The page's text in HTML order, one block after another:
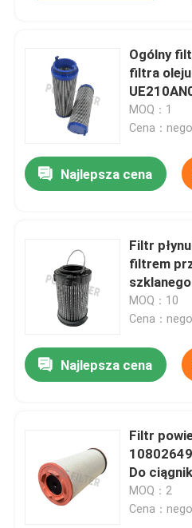
O nas
Ogólny
filtra
MOQ：1
Cena：
Najlepsza cena
Filtr
filtrem
MOQ：10
Cena：
Najlepsza cena
Filtr
Do
MOQ：2
Cena：